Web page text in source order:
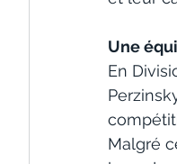
Une
En
Malgré